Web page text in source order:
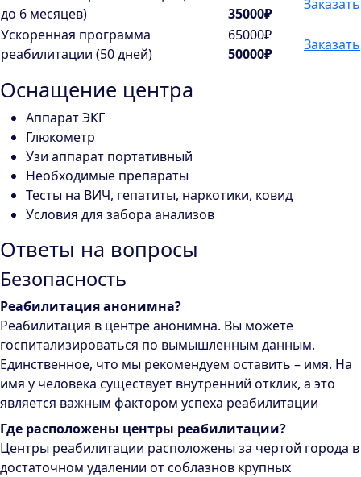
до 6 месяцев)
35000₽
Заказать
Ускоренная программа
реабилитации (50 дней)
65000₽
50000₽
Заказать
Оснащение центра
Аппарат ЭКГ
Глюкометр
Узи аппарат портативный
Необходимые препараты
Тесты на ВИЧ, гепатиты, наркотики, ковид
Условия для забора анализов
Ответы на вопросы
Безопасность
Реабилитация анонимна?
Реабилитация в центре анонимна. Вы можете
госпитализироваться по вымышленным данным.
Единственное, что мы рекомендуем оставить – имя. На
имя у человека существует внутренний отклик, а это
является важным фактором успеха реабилитации
Где расположены центры реабилитации?
Центры реабилитации расположены за чертой города в
достаточном удалении от соблазнов крупных